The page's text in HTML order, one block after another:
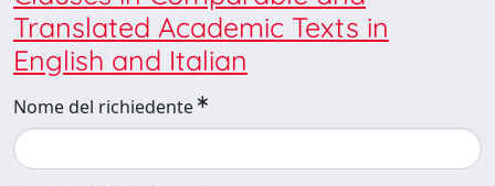
Translated Academic Texts in
English and Italian
Nome del richiedente